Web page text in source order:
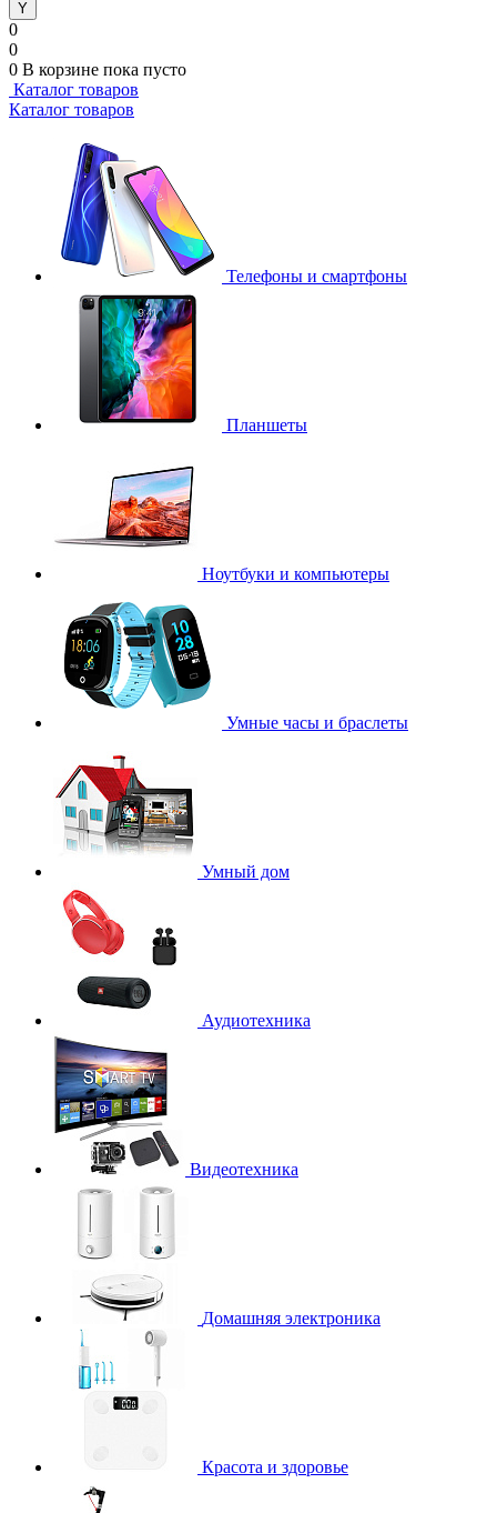
0
0
0 В корзине пока пусто
Каталог товаров
Каталог товаров
Телефоны и смартфоны
Планшеты
Ноутбуки и компьютеры
Умные часы и браслеты
Умный дом
Аудиотехника
Видеотехника
Домашняя электроника
Красота и здоровье